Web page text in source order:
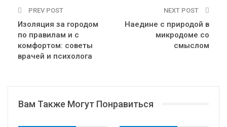
PREV POST
Изоляция за городом
по правилам и с
комфортом: советы
врачей и психолога
NEXT POST
Наедине с природой в
микродоме со
смыслом
Вам Также Могут Понравиться